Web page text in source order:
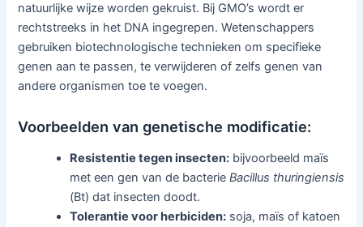
natuurlijke wijze worden gekruist. Bij GMO’s wordt er
rechtstreeks in het DNA ingegrepen. Wetenschappers
gebruiken biotechnologische technieken om specifieke
genen aan te passen, te verwijderen of zelfs genen van
andere organismen toe te voegen.
Voorbeelden van genetische modificatie:
Resistentie tegen insecten: bijvoorbeeld maïs
met een gen van de bacterieBacillus thuringiensis
(Bt) dat insecten doodt.
Tolerantie voor herbiciden: soja, maïs of katoen